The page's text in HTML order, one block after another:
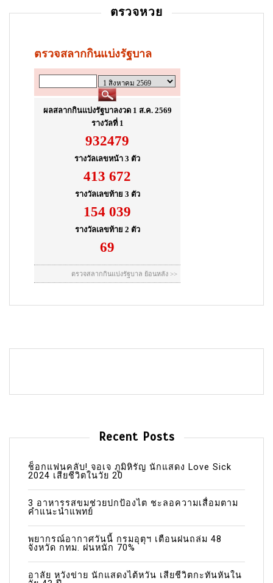
ตรวจหวย
Recent Posts
ช็อกแฟนคลับ! จอเจ ภูมิหิรัญ นักแสดง Love Sick
2024 เสียชีวิตในวัย 20
3 อาหารรสขมช่วยปกป้องไต ชะลอความเสื่อมตาม
คำแนะนำแพทย์
พยากรณ์อากาศวันนี้ กรมอุตุฯ เตือนฝนถล่ม 48
จังหวัด กทม. ฝนหนัก 70%
อาลัย หวังข่าย นักแสดงไต้หวัน เสียชีวิตกะทันหันใน